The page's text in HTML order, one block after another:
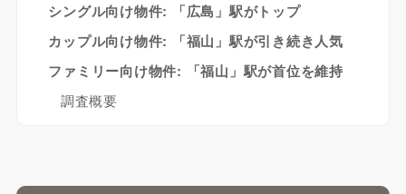
シングル向け物件: 「広島」駅がトップ
カップル向け物件: 「福山」駅が引き続き人気
ファミリー向け物件: 「福山」駅が首位を維持
調査概要